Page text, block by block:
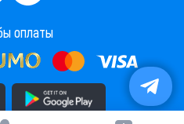
оплаты
в AppStore Скачать приложение в PlayMarket